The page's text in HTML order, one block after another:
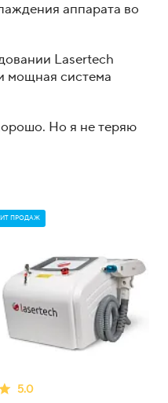
аппарата во
Lasertech
мощная система
Но я не теряю
ПРОДАЖ
5.0